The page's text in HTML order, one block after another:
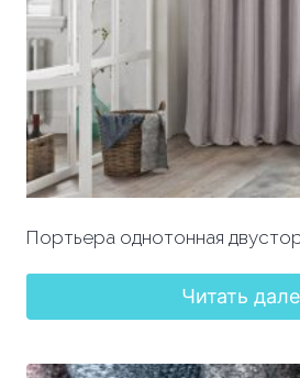
Портьера однотонная
Читать